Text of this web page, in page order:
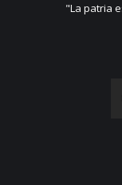
"La patria